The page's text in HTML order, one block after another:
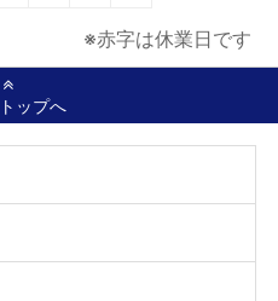
※赤字は休業日です
ップへ